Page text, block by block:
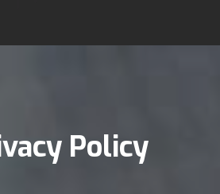
Policy